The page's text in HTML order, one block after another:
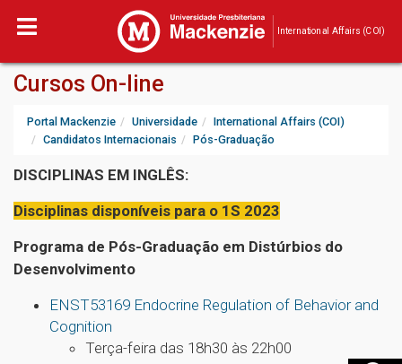
International Affairs (COI)
Cursos On-line
Portal Mackenzie Universidade
International Affairs (COI)
Candidatos Internacionais
Pós-Graduação
DISCIPLINAS EM INGLÊS:
Disciplinas disponíveis para o 1S 2023
Programa de Pós-Graduação em Distúrbios do
Desenvolvimento
ENST53169 Endocrine Regulation of Behavior and
Cognition
Terça-feira das 18h30 às 22h00